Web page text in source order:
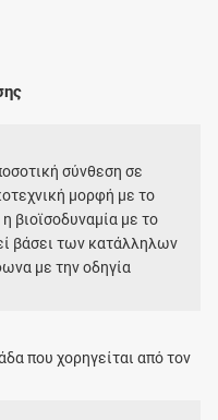
σύνθεση σε
μορφή με το
βιοϊσοδυναμία με το
βάσει των κατάλληλων
με την οδηγία
που χορηγείται από τον